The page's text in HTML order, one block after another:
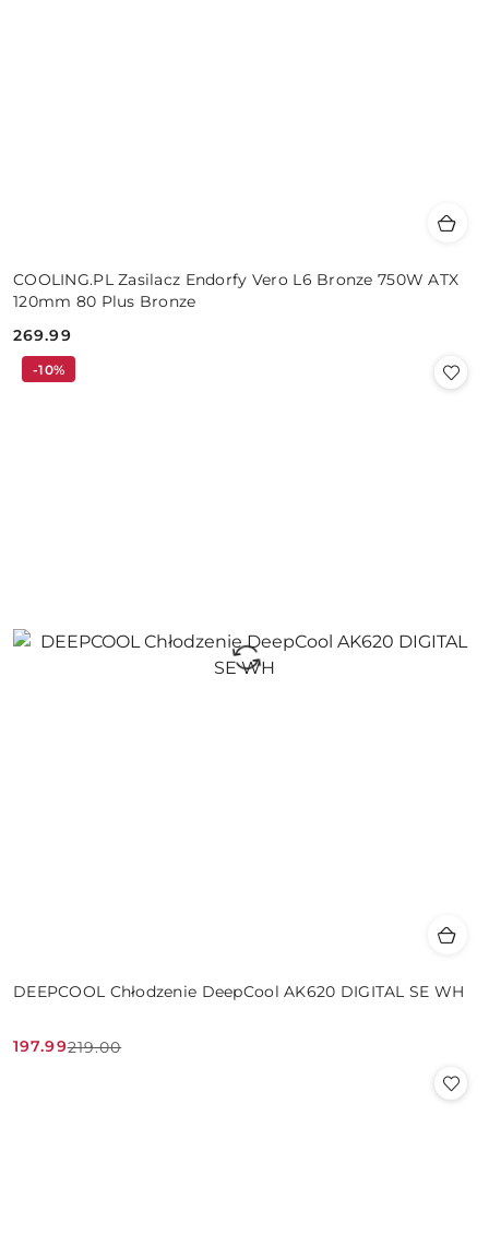
COOLING.PL Zasilacz Endorfy Vero L6 Bronze 750W ATX
120mm 80 Plus Bronze
Cena:
269.99
DEEPCOOL Chłodzenie DeepCool AK620 DIGITAL SE WH
Cena
197.99
Cena
219.00
-10%